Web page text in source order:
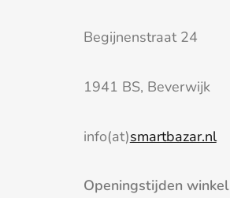
Begijnenstraat 24
1941 BS, Beverwijk
info(at)smartbazar.nl
Openingstijden winkel